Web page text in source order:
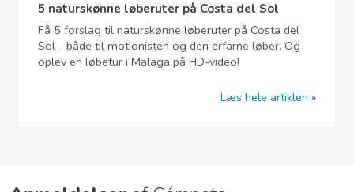
5 naturskønne løberuter på Costa del Sol
Få 5 forslag til naturskønne løberuter på Costa del
Sol - både til motionisten og den erfarne løber. Og
oplev en løbetur i Malaga på HD-video!
Læs hele artiklen